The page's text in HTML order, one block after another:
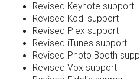
Revised Keynote support
Revised Kodi support
Revised Plex support
Revised iTunes support
Revised Photo Booth
Revised Vox support